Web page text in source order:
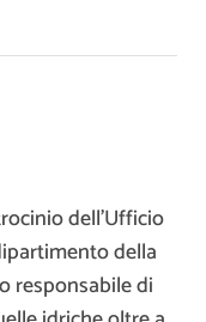
dell’Ufficio
della
responsabile di